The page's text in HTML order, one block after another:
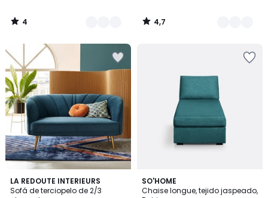
4
/
4,7
/
LA REDOUTE INTERIEURS
Sofá de terciopelo de 2/3
4,7
/ 5
3
Colores
SO'HOME
Chaise longue, tejido jaspeado,
4,5
/ 5
5
Colores